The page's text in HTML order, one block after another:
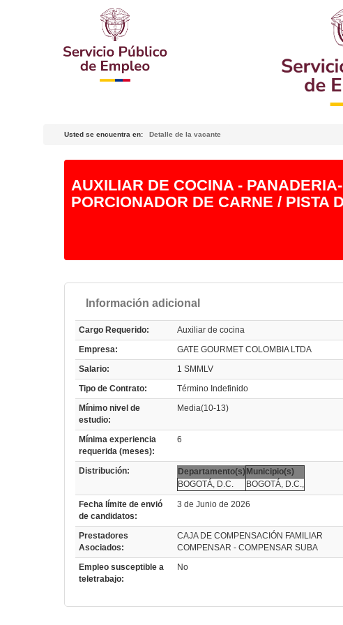
Usted se encuentra en: Detalle de la vacante
AUXILIAR DE COCINA -
PORCIONADOR DE CARNE / PISTA
Información adicional
Cargo Requerido:
Auxiliar de cocina
Empresa:
GATE GOURMET COLOMBIA LTDA
Salario:
1 SMMLV
Tipo de Contrato:
Término Indefinido
Mínimo nivel de
estudio:
Media(10-13)
Mínima experiencia
requerida (meses):
6
Distribución: Departamento(s)Municipio(s)
BOGOTÁ, D.C.
BOGOTÁ, D.C.,
Fecha límite de envió
de candidatos:
3 de Junio de 2026
Prestadores
Asociados:
CAJA DE COMPENSACIÓN FAMILIAR
COMPENSAR - COMPENSAR SUBA
Empleo susceptible a
teletrabajo:
No